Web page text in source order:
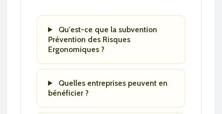
Qu'est-ce que la subvention
Prévention des Risques
Ergonomiques ?
Quelles entreprises peuvent en
bénéficier ?